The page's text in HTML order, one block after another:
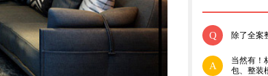
Q 除了全案
A
当然有！
包、整装